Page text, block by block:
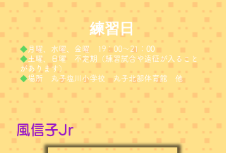
練習日
◆月曜、水曜、金曜 19：00～21：00
◆土曜、日曜 不定期（練習試合や遠征が入ること
があります）
◆場所 丸子塩川小学校 丸子北部体育館 他
​風信子Jr